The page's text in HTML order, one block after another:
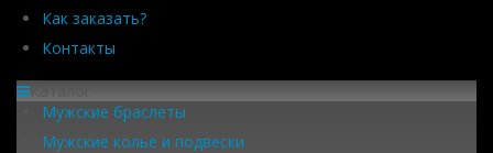
Как заказать?
Контакты
Каталог
Мужские браслеты
Мужские колье и подвески